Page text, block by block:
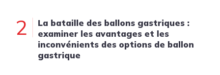
2
La bataille des ballons gastriques :
examiner les avantages et les
inconvénients des options de ballon
gastrique